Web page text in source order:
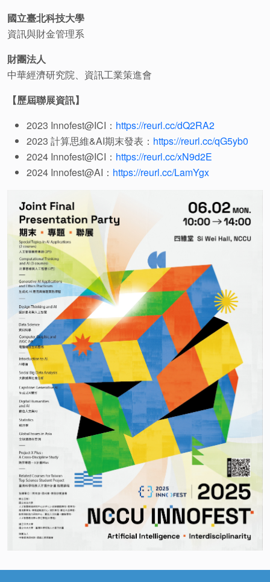
國立臺北科技大學
資訊與財金管理系
財團法人
中華經濟研究院、資訊工業策進會
【歷屆聯展資訊】
2023 Innofest@ICI ： https://reurl.cc/dQ2RA2
2023 計算思維&AI期末發表： https://reurl.cc/qG5yb0
2024 Innofest@ICI ： https://reurl.cc/xN9d2E
2024 Innofest@AI ： https://reurl.cc/LamYgx